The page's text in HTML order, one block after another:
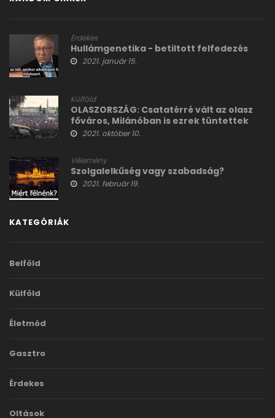
Érdekes
Hullámgenetika - betiltott felfedezés
2021. január 15.
Külföld
OLASZORSZÁG: Csatatérré vált az olasz
főváros, Milánóban is ezrek tüntettek
2021. október 10.
Vélemény
Szolgalelkűség vagy szabadság?
2021. február 19.
KATEGÓRIÁK
Belföld
Külföld
Életmód
Gasztro
Érdekes
Oltások